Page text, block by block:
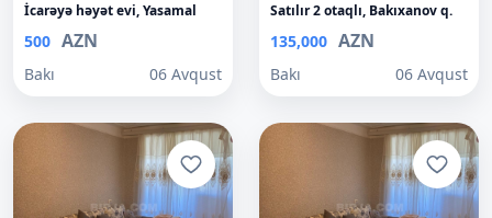
İcarəyə həyət evi, Yasamal
500 AZN
Bakı 06 Avqust
Satılır 2 otaqlı, Bakıxanov q.
135,000 AZN
Bakı 06 Avqust